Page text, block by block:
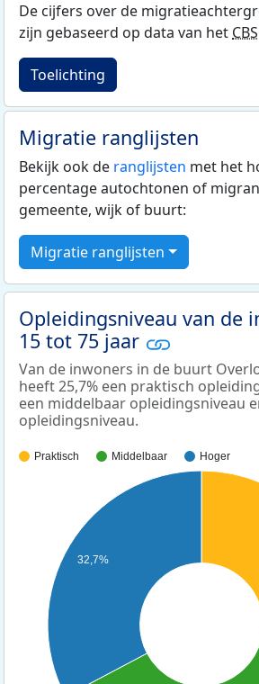
De cijfers over de
zijn gebaseerd op data van het CBS
Toelichting
Migratie ranglijsten
Bekijk ook de ranglijsten met het
percentage autochtonen of
gemeente, wijk of buurt:
Migratie ranglijsten
Opleidingsniveau van de
15 tot 75 jaar
Van de inwoners in de buurt
heeft 25,7% een praktisch
een middelbaar opleidingsniveau
opleidingsniveau.
Praktisch Middelbaar Hoger
32,7%